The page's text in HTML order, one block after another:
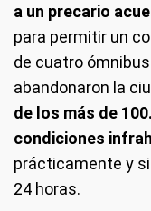
a un precario
para permitir un
de cuatro
abandonaron la
de los más de
condiciones
prácticamente y
24 horas.